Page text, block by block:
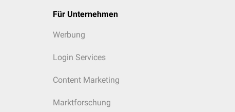
Für Unternehmen
Werbung
Login Services
Content Marketing
Marktforschung